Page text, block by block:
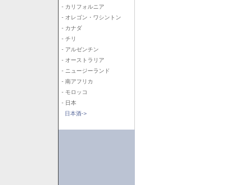
- カリフォルニア
- オレゴン・ワシントン
- カナダ
- チリ
- アルゼンチン
- オーストラリア
- ニュージーランド
- 南アフリカ
- モロッコ
- 日本
日本酒->